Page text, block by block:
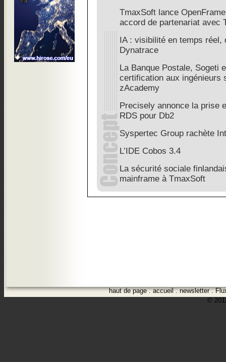
TmaxSoft lance
accord de partenariat avec
IA : visibilité en temps réel,
Dynatrace
La Banque Postale, Sogeti
certification aux ingénieurs
zAcademy
Precisely annonce la prise
RDS pour Db2
Syspertec Group rachète
L’IDE Cobos 3.4
La sécurité sociale
mainframe à TmaxSoft
haut de page.accueil.newsletter.
©